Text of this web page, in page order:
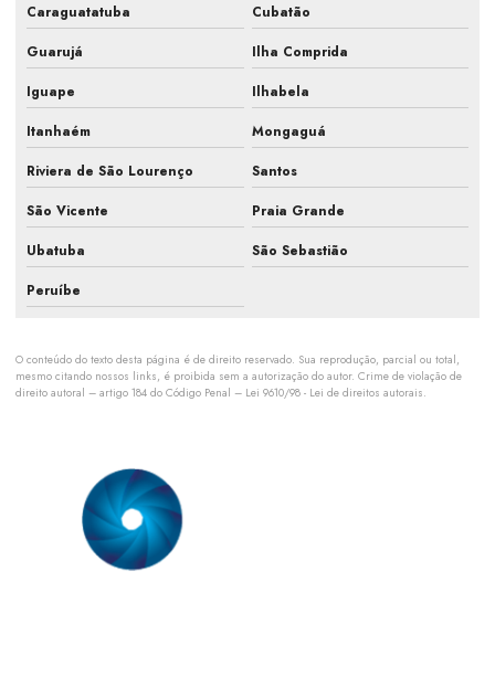
Manutenção preventiva refrigeração comercial
Manutenção preventiva refrigeração industrial
Manutenção de sistemas de climatização
Manutenção de sistemas hvac
Orçamento para manutenção ar condicionado
Orçamento pmoc de ar condicionado
Plano de manutenção para climatização
Plano de manutenção pmoc
Caraguatatuba
Cubatão
Guarujá
Ilha Comprida
Iguape
Ilhabela
Itanhaém
Mongaguá
Riviera de São Lourenço
Santos
São Vicente
Praia Grande
Ubatuba
São Sebastião
Peruíbe
O conteúdo do texto desta página é de direito reservado. Sua reprodução, parcial ou total,
mesmo citando nossos links, é proibida sem a autorização do autor. Crime de violação de
direito autoral – artigo 184 do Código Penal – Lei 9610/98 - Lei de direitos autorais.